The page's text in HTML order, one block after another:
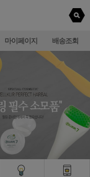
마이페이지 배송조회